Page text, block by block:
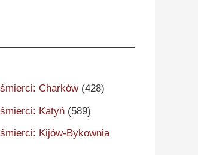
Charków(428)
Katyń (589)
Kijów-Bykownia